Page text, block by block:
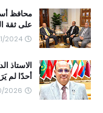
محافظ
على ثقة
7/21/2024
الاستاذ
أحدًا لم
7/30/2026